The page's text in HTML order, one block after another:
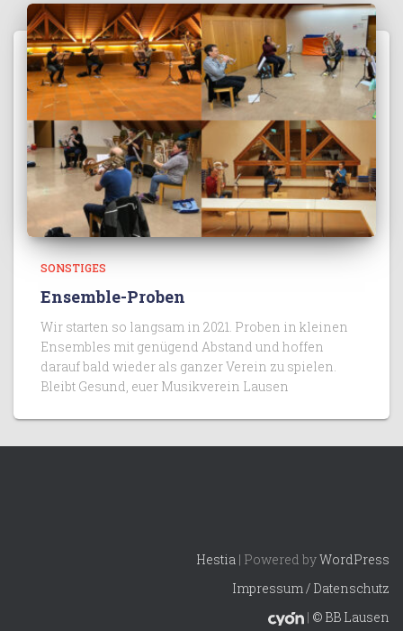
SONSTIGES
Ensemble-Proben
Wir starten so langsam in 2021. Proben in kleinen
Ensembles mit genügend Abstand und hoffen
darauf bald wieder als ganzer Verein zu spielen.
Bleibt Gesund, euer Musikverein Lausen
Hestia | Powered byWordPress
Impressum / Datenschutz
| © BB Lausen